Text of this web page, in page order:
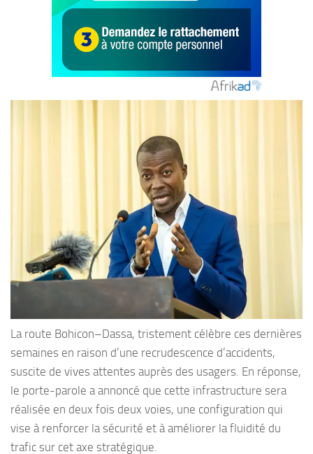
La route Bohicon–Dassa, tristement célèbre ces dernières
semaines en raison d’une recrudescence d’accidents,
suscite de vives attentes auprès des usagers. En réponse,
le porte-parole a annoncé que cette infrastructure sera
réalisée en deux fois deux voies, une configuration qui
vise à renforcer la sécurité et à améliorer la fluidité du
trafic sur cet axe stratégique.